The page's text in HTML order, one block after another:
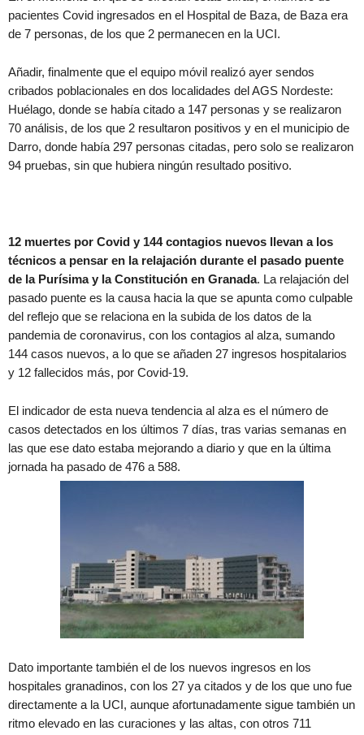
pacientes Covid ingresados en el Hospital de Baza, de Baza era
de 7 personas, de los que 2 permanecen en la UCI.
Añadir, finalmente que el equipo móvil realizó ayer sendos
cribados poblacionales en dos localidades del AGS Nordeste:
Huélago, donde se había citado a 147 personas y se realizaron
70 análisis, de los que 2 resultaron positivos y en el municipio de
Darro, donde había 297 personas citadas, pero solo se realizaron
94 pruebas, sin que hubiera ningún resultado positivo.
12 muertes por Covid y 144 contagios nuevos llevan a los
técnicos a pensar en la relajación durante el pasado puente
de la Purísima y la Constitución en Granada. La relajación del
pasado puente es la causa hacia la que se apunta como culpable
del reflejo que se relaciona en la subida de los datos de la
pandemia de coronavirus, con los contagios al alza, sumando
144 casos nuevos, a lo que se añaden 27 ingresos hospitalarios
y 12 fallecidos más, por Covid-19.
El indicador de esta nueva tendencia al alza es el número de
casos detectados en los últimos 7 días, tras varias semanas en
las que ese dato estaba mejorando a diario y que en la última
jornada ha pasado de 476 a 588.
Dato importante también el de los nuevos ingresos en los
hospitales granadinos, con los 27 ya citados y de los que uno fue
directamente a la UCI, aunque afortunadamente sigue también un
ritmo elevado en las curaciones y las altas, con otros 711